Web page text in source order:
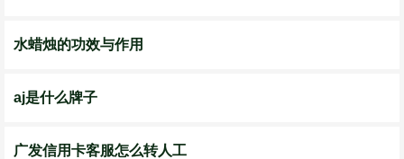
水蜡烛的功效与作用
aj是什么牌子
广发信用卡客服怎么转人工